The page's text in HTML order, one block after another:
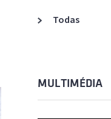
Todas
MULTIMÉDIA